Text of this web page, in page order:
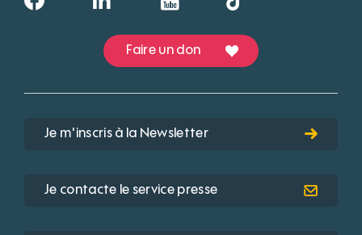
Faire un don
Je m'inscris à la Newsletter
Je contacte le service presse